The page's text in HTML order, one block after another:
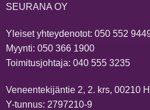
SEURANA OY
Yleiset yhteydenotot: 050 552
Myynti: 050 366 1900
Toimitusjohtaja: 040 555 3235
Veneentekijäntie 2, 2. krs, 00210
Y-tunnus: 2797210-9